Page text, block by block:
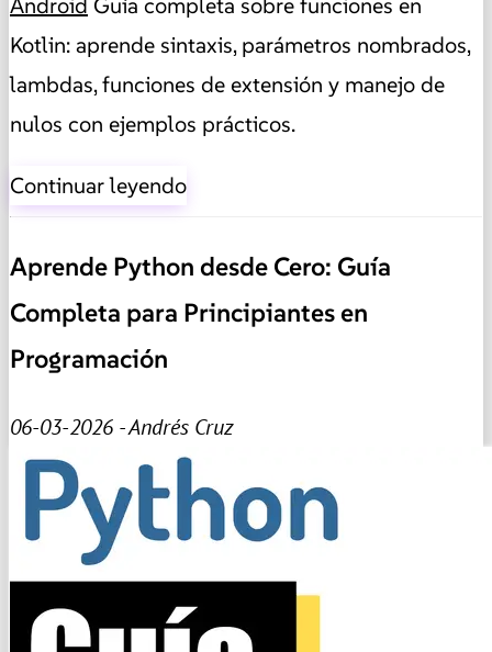
Android Guía completa sobre funciones en
Kotlin: aprende sintaxis, parámetros nombrados,
lambdas, funciones de extensión y manejo de
nulos con ejemplos prácticos.
Continuar leyendo
Aprende Python desde Cero: Guía
Completa para Principiantes en
Programación
06-03-2026 - Andrés Cruz